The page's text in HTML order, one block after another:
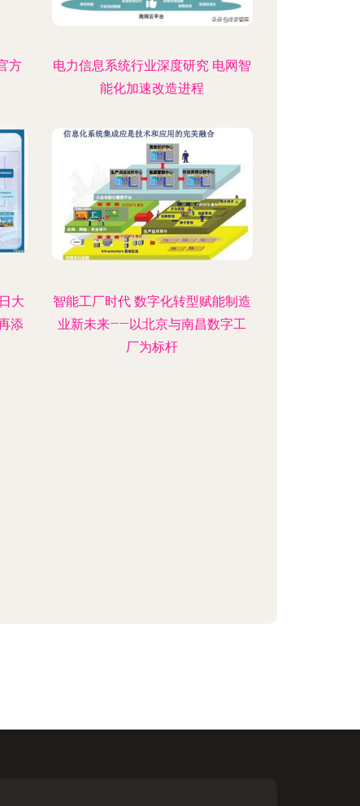
方
电力信息系统行业深度研究 电网智
能化加速改造进程
大
添
智能工厂时代 数字化转型赋能制造
业新未来——以北京与南昌数字工
厂为标杆